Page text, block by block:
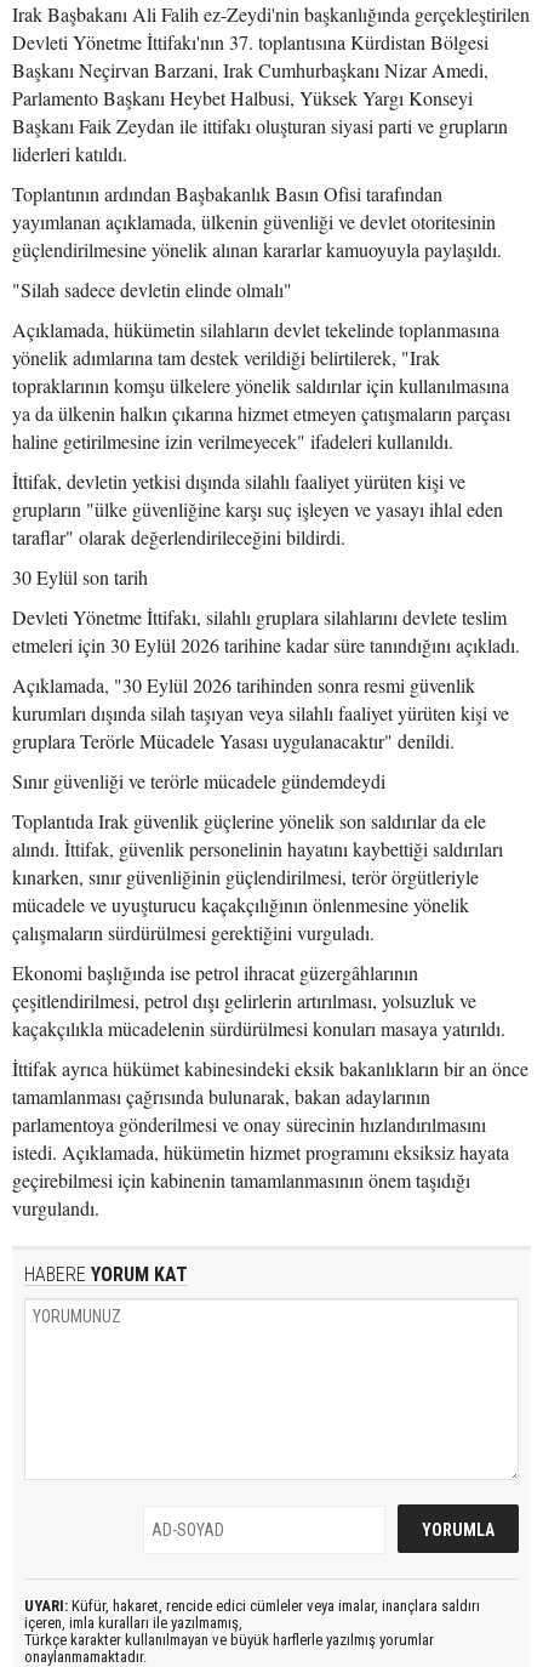
Irak Başbakanı Ali Falih ez-Zeydi'nin başkanlığında gerçekleştirilen
Devleti Yönetme İttifakı'nın 37. toplantısına Kürdistan Bölgesi
Başkanı Neçirvan Barzani, Irak Cumhurbaşkanı Nizar Amedi,
Parlamento Başkanı Heybet Halbusi, Yüksek Yargı Konseyi
Başkanı Faik Zeydan ile ittifakı oluşturan siyasi parti ve grupların
liderleri katıldı.
Toplantının ardından Başbakanlık Basın Ofisi tarafından
yayımlanan açıklamada, ülkenin güvenliği ve devlet otoritesinin
güçlendirilmesine yönelik alınan kararlar kamuoyuyla paylaşıldı.
"Silah sadece devletin elinde olmalı"
Açıklamada, hükümetin silahların devlet tekelinde toplanmasına
yönelik adımlarına tam destek verildiği belirtilerek, "Irak
topraklarının komşu ülkelere yönelik saldırılar için kullanılmasına
ya da ülkenin halkın çıkarına hizmet etmeyen çatışmaların parçası
haline getirilmesine izin verilmeyecek" ifadeleri kullanıldı.
İttifak, devletin yetkisi dışında silahlı faaliyet yürüten kişi ve
grupların "ülke güvenliğine karşı suç işleyen ve yasayı ihlal eden
taraflar" olarak değerlendirileceğini bildirdi.
30 Eylül son tarih
Devleti Yönetme İttifakı, silahlı gruplara silahlarını devlete teslim
etmeleri için 30 Eylül 2026 tarihine kadar süre tanındığını açıkladı.
Açıklamada, "30 Eylül 2026 tarihinden sonra resmi güvenlik
kurumları dışında silah taşıyan veya silahlı faaliyet yürüten kişi ve
gruplara Terörle Mücadele Yasası uygulanacaktır" denildi.
Sınır güvenliği ve terörle mücadele gündemdeydi
Toplantıda Irak güvenlik güçlerine yönelik son saldırılar da ele
alındı. İttifak, güvenlik personelinin hayatını kaybettiği saldırıları
kınarken, sınır güvenliğinin güçlendirilmesi, terör örgütleriyle
mücadele ve uyuşturucu kaçakçılığının önlenmesine yönelik
çalışmaların sürdürülmesi gerektiğini vurguladı.
Ekonomi başlığında ise petrol ihracat güzergâhlarının
çeşitlendirilmesi, petrol dışı gelirlerin artırılması, yolsuzluk ve
kaçakçılıkla mücadelenin sürdürülmesi konuları masaya yatırıldı.
İttifak ayrıca hükümet kabinesindeki eksik bakanlıkların bir an önce
tamamlanması çağrısında bulunarak, bakan adaylarının
parlamentoya gönderilmesi ve onay sürecinin hızlandırılmasını
istedi. Açıklamada, hükümetin hizmet programını eksiksiz hayata
geçirebilmesi için kabinenin tamamlanmasının önem taşıdığı
vurgulandı.
HABERE YORUM KAT
UYARI: Küfür, hakaret, rencide edici cümleler veya imalar, inançlara saldırı
içeren, imla kuralları ile yazılmamış,
Türkçe karakter kullanılmayan ve büyük harflerle yazılmış yorumlar
onaylanmamaktadır.